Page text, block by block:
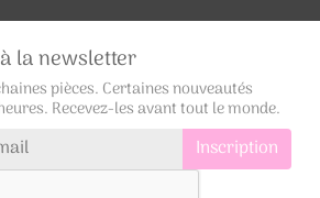
la newsletter
pièces. Certaines nouveautés
Recevez-les avant tout le monde.